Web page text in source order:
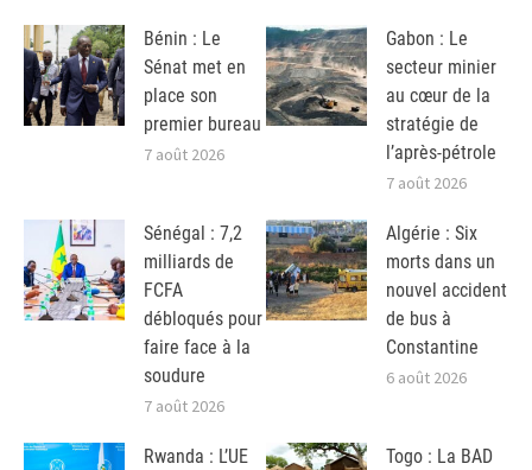
Bénin : Le
Sénat met en
place son
premier bureau
7 août 2026
Gabon : Le
secteur minier
au cœur de la
stratégie de
l’après-pétrole
7 août 2026
Sénégal : 7,2
milliards de
FCFA
débloqués pour
faire face à la
soudure
7 août 2026
Algérie : Six
morts dans un
nouvel accident
de bus à
Constantine
6 août 2026
Rwanda : L’UE
Togo : La BAD